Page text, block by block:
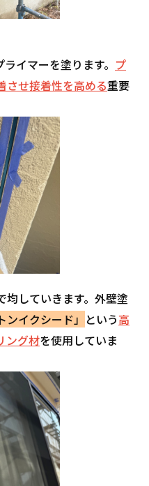
イマーを塗ります。 プ
させ接着性を高める重要
均していきます。外壁塗
ンイクシード」 という高
ング材を使用していま